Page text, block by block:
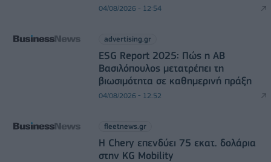
04/08/2026 - 12:54
advertising.gr
ESG Report 2025: Πώς η ΑΒ
Βασιλόπουλος μετατρέπει τη
βιωσιμότητα σε καθημερινή πράξη
04/08/2026 - 12:52
fleetnews.gr
Η Chery επενδύει 75 εκατ. δολάρια
στην KG Mobility